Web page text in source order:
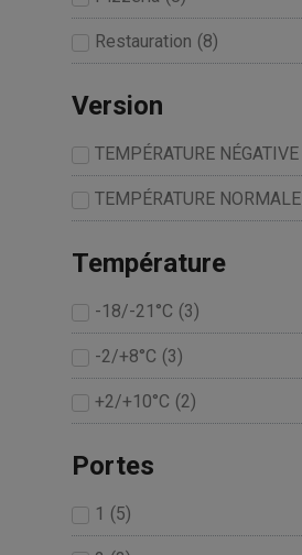
Restauration (8)
Version
TEMPÉRATURE NÉGATIVE
TEMPÉRATURE NORMALE
Température
-18/-21°C (3)
-2/+8°C (3)
+2/+10°C (2)
Portes
1 (5)